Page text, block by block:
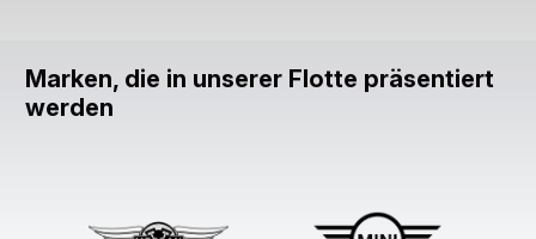
Marken, die in unserer Flotte präsentiert
werden